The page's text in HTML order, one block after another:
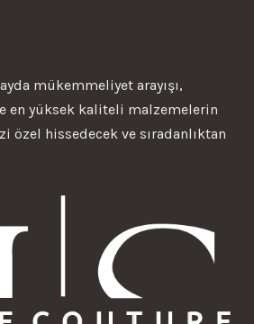
mükemmeliyet arayışı,
en yüksek kaliteli malzemelerin
özel hissedecek ve sıradanlıktan